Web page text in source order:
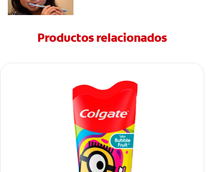
Productos relacionados